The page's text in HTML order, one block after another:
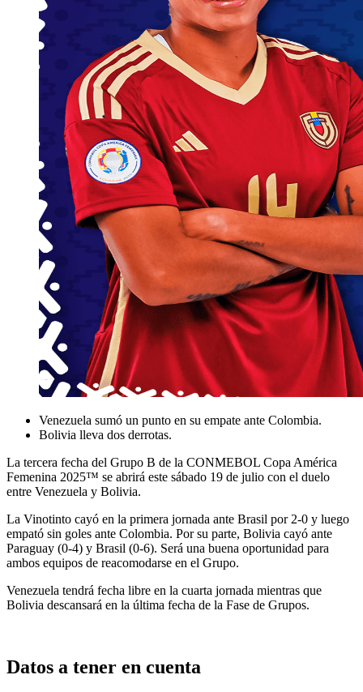
Venezuela sumó un punto en su empate ante Colombia.
Bolivia lleva dos derrotas.
La tercera fecha del Grupo B de la CONMEBOL Copa América
Femenina 2025™ se abrirá este sábado 19 de julio con el duelo
entre Venezuela y Bolivia.
La Vinotinto cayó en la primera jornada ante Brasil por 2-0 y luego
empató sin goles ante Colombia. Por su parte, Bolivia cayó ante
Paraguay (0-4) y Brasil (0-6). Será una buena oportunidad para
ambos equipos de reacomodarse en el Grupo.
Venezuela tendrá fecha libre en la cuarta jornada mientras que
Bolivia descansará en la última fecha de la Fase de Grupos.
Datos a tener en cuenta